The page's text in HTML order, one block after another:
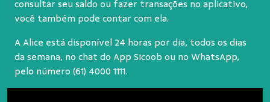
consultar seu saldo ou fazer transações no aplicativo,
você também pode contar com ela.
A Alice está disponível 24 horas por dia, todos os dias
da semana, no chat do App Sicoob ou no WhatsApp,
pelo número (61) 4000 1111.